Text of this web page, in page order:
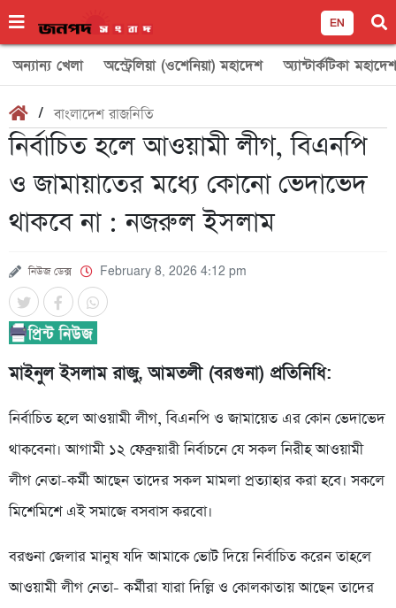
EN
অন্যান্য খেলা অস্ট্রেলিয়া (ওশেনিয়া) মহাদেশ অ্যান্টার্কটিকা মহাদেশ
/বাংলাদেশ রাজনিতি
নির্বাচিত হলে আওয়ামী লীগ, বিএনপি
ও জামায়াতের মধ্যে কোনো ভেদাভেদ
থাকবে না : নজরুল ইসলাম
নিউজ ডেক্স February 8, 2026 4:12 pm
মাইনুল ইসলাম রাজু, আমতলী (বরগুনা) প্রতিনিধি:
নির্বাচিত হলে আওয়ামী লীগ, বিএনপি ও জামায়েত এর কোন ভেদাভেদ
থাকবেনা। আগামী ১২ ফেব্রুয়ারী নির্বাচনে যে সকল নিরীহ আওয়ামী
লীগ নেতা-কর্মী আছেন তাদের সকল মামলা প্রত্যাহার করা হবে। সকলে
মিশেমিশে এই সমাজে বসবাস করবো।
বরগুনা জেলার মানুষ যদি আমাকে ভোট দিয়ে নির্বাচিত করেন তাহলে
আওয়ামী লীগ নেতা- কর্মীরা যারা দিল্লি ও কোলকাতায় আছেন তাদের